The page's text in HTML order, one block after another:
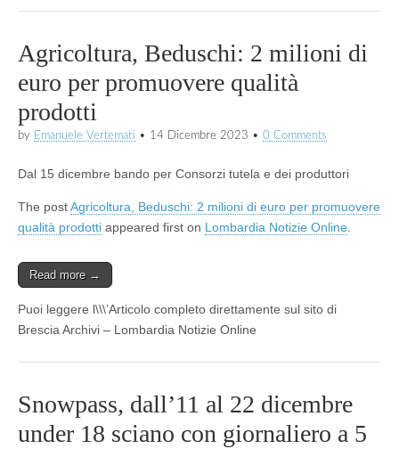
Agricoltura, Beduschi: 2 milioni di
euro per promuovere qualità
prodotti
by Emanuele Vertemati • 14 Dicembre 2023 • 0 Comments
Dal 15 dicembre bando per Consorzi tutela e dei produttori
The postAgricoltura, Beduschi: 2 milioni di euro per promuovere
qualità prodotti appeared first on Lombardia Notizie Online
Read more →
Puoi leggere l\\\’Articolo completo direttamente sul sito di
Brescia Archivi – Lombardia Notizie Online
Snowpass, dall’11 al 22 dicembre
under 18 sciano con giornaliero a 5